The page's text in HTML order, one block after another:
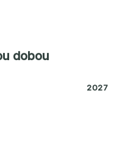
dobou
2027